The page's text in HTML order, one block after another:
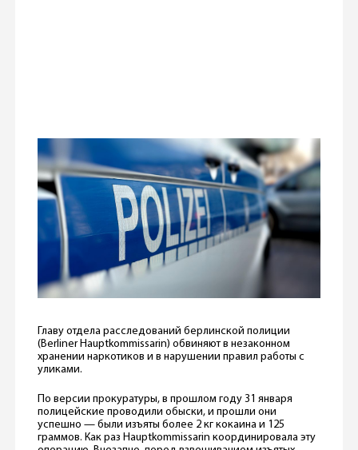
Главу отдела расследований берлинской полиции
(Berliner Hauptkommissarin) обвиняют в незаконном
хранении наркотиков и в нарушении правил работы с
уликами.
По версии прокуратуры, в прошлом году 31 января
полицейские проводили обыски, и прошли они
успешно — были изъяты более 2 кг кокаина и 125
граммов. Как раз Hauptkommissarin координировала эту